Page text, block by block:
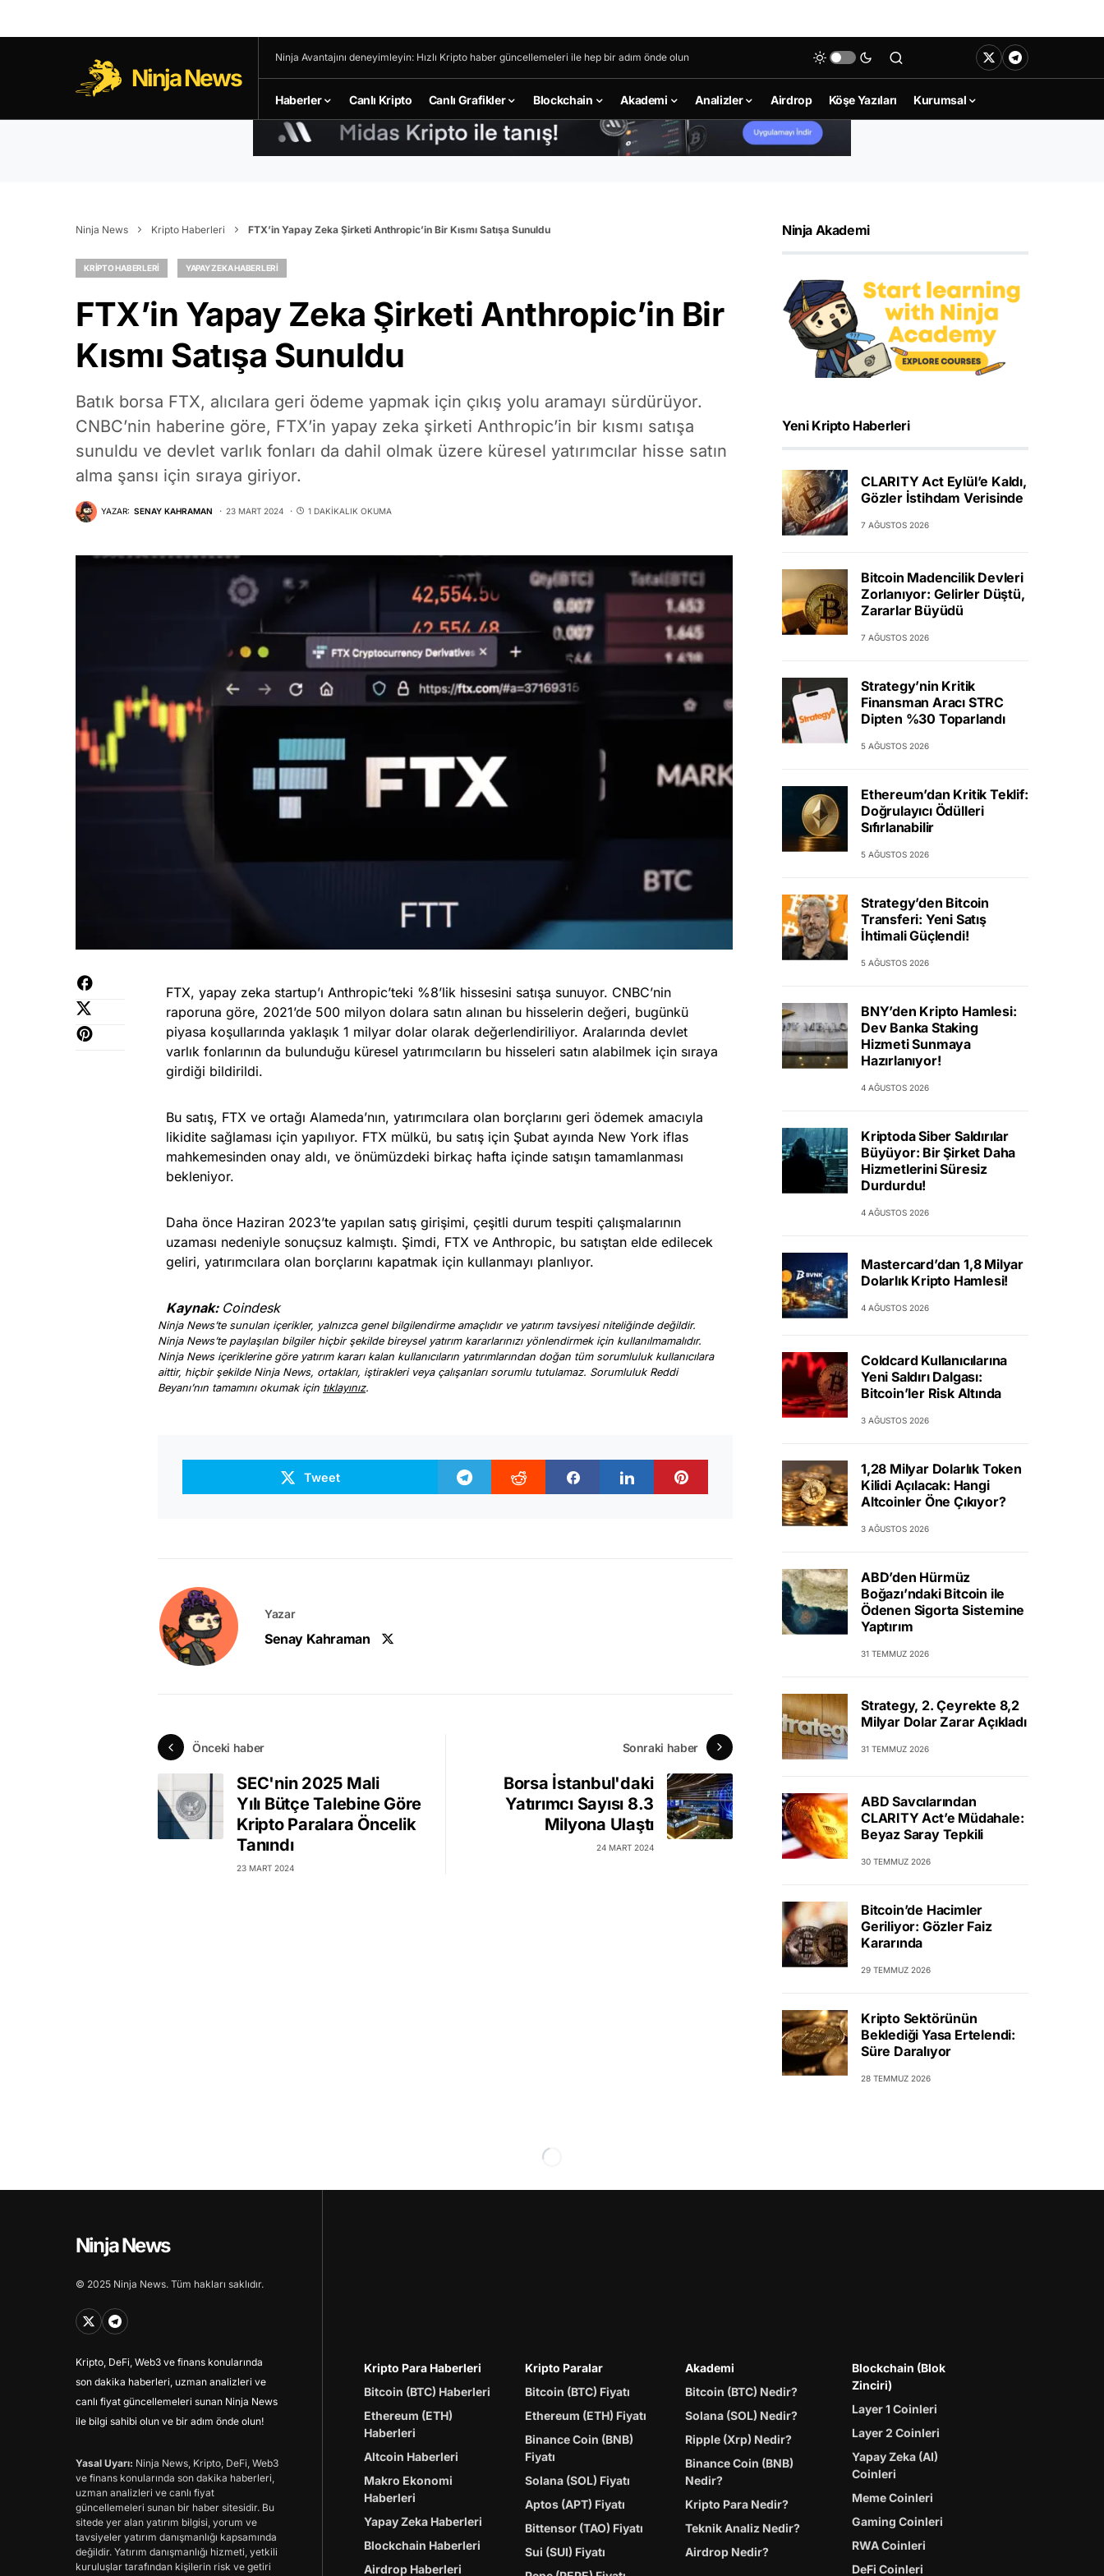
Ninja News
Ninja Avantajını deneyimleyin: Hızlı Kripto haber güncellemeleri ile hep bir adım önde olun
Haberler Canlı Kripto Canlı Grafikler Blockchain Akademi Analizler Airdrop Köşe Yazıları Kurumsal
Ninja News Kripto Haberleri FTX’in Yapay Zeka Şirketi Anthropic’in Bir Kısmı Satışa Sunuldu
KRIPTO HABERLERI YAPAY ZEKA HABERLERI
FTX’in Yapay Zeka Şirketi Anthropic’in Bir
Kısmı Satışa Sunuldu
Batık borsa FTX, alıcılara geri ödeme yapmak için çıkış yolu aramayı sürdürüyor.
CNBC’nin haberine göre, FTX’in yapay zeka şirketi Anthropic’in bir kısmı satışa
sunuldu ve devlet varlık fonları da dahil olmak üzere küresel yatırımcılar hisse satın
alma şansı için sıraya giriyor.
YAZAR: SENAY KAHRAMAN 23 MART 2024 1 DAKIKALIK OKUMA
FTX, yapay zeka startup’ı Anthropic’teki %8’lik hissesini satışa sunuyor. CNBC’nin
raporuna göre, 2021’de 500 milyon dolara satın alınan bu hisselerin değeri, bugünkü
piyasa koşullarında yaklaşık 1 milyar dolar olarak değerlendiriliyor. Aralarında devlet
varlık fonlarının da bulunduğu küresel yatırımcıların bu hisseleri satın alabilmek için sıraya
girdiği bildirildi.
Bu satış, FTX ve ortağı Alameda’nın, yatırımcılara olan borçlarını geri ödemek amacıyla
likidite sağlaması için yapılıyor. FTX mülkü, bu satış için Şubat ayında New York iflas
mahkemesinden onay aldı, ve önümüzdeki birkaç hafta içinde satışın tamamlanması
bekleniyor.
Daha önce Haziran 2023’te yapılan satış girişimi, çeşitli durum tespiti çalışmalarının
uzaması nedeniyle sonuçsuz kalmıştı. Şimdi, FTX ve Anthropic, bu satıştan elde edilecek
geliri, yatırımcılara olan borçlarını kapatmak için kullanmayı planlıyor.
Kaynak: Coindesk
Ninja News’te sunulan içerikler, yalnızca genel bilgilendirme amaçlıdır ve yatırım tavsiyesi niteliğinde değildir.
Ninja News’te paylaşılan bilgiler hiçbir şekilde bireysel yatırım kararlarınızı yönlendirmek için kullanılmamalıdır.
Ninja News içeriklerine göre yatırım kararı kalan kullanıcıların yatırımlarından doğan tüm sorumluluk kullanıcılara
aittir, hiçbir şekilde Ninja News, ortakları, iştirakleri veya çalışanları sorumlu tutulamaz. Sorumluluk Reddi
Beyanı’nın tamamını okumak için tıklayınız.
Tweet
Yazar
Senay Kahraman
Önceki haber
SEC'nin 2025 Mali
Yılı Bütçe Talebine Göre
Kripto Paralara Öncelik
Tanındı
23 MART 2024
Sonraki haber
Borsa İstanbul'daki
Yatırımcı Sayısı 8.3
Milyona Ulaştı
24 MART 2024
Ninja Akademi
Yeni Kripto Haberleri
CLARITY Act Eylül’e Kaldı,
Gözler İstihdam Verisinde
7 AĞUSTOS 2026
Bitcoin Madencilik Devleri
Zorlanıyor: Gelirler Düştü,
Zararlar Büyüdü
7 AĞUSTOS 2026
Strategy’nin Kritik
Finansman Aracı STRC
Dipten %30 Toparlandı
5 AĞUSTOS 2026
Ethereum’dan Kritik Teklif:
Doğrulayıcı Ödülleri
Sıfırlanabilir
5 AĞUSTOS 2026
Strategy’den Bitcoin
Transferi: Yeni Satış
İhtimali Güçlendi!
5 AĞUSTOS 2026
BNY’den Kripto Hamlesi:
Dev Banka Staking
Hizmeti Sunmaya
Hazırlanıyor!
4 AĞUSTOS 2026
Kriptoda Siber Saldırılar
Büyüyor: Bir Şirket Daha
Hizmetlerini Süresiz
Durdurdu!
4 AĞUSTOS 2026
Mastercard’dan 1,8 Milyar
Dolarlık Kripto Hamlesi!
4 AĞUSTOS 2026
Coldcard Kullanıcılarına
Yeni Saldırı Dalgası:
Bitcoin’ler Risk Altında
3 AĞUSTOS 2026
1,28 Milyar Dolarlık Token
Kilidi Açılacak: Hangi
Altcoinler Öne Çıkıyor?
3 AĞUSTOS 2026
ABD’den Hürmüz
Boğazı’ndaki Bitcoin ile
Ödenen Sigorta Sistemine
Yaptırım
31 TEMMUZ 2026
Strategy, 2. Çeyrekte 8,2
Milyar Dolar Zarar Açıkladı
31 TEMMUZ 2026
ABD Savcılarından
CLARITY Act’e Müdahale:
Beyaz Saray Tepkili
30 TEMMUZ 2026
Bitcoin’de Hacimler
Geriliyor: Gözler Faiz
Kararında
29 TEMMUZ 2026
Kripto Sektörünün
Beklediği Yasa Ertelendi:
Süre Daralıyor
28 TEMMUZ 2026
Ninja News
© 2025 Ninja News. Tüm hakları saklıdır.
Kripto, DeFi, Web3 ve finans konularında
son dakika haberleri, uzman analizleri ve
canlı fiyat güncellemeleri sunan Ninja News
ile bilgi sahibi olun ve bir adım önde olun!
Yasal Uyarı: Ninja News, Kripto, DeFi, Web3
ve finans konularında son dakika haberleri,
uzman analizleri ve canlı fiyat
güncellemeleri sunan bir haber sitesidir. Bu
sitede yer alan yatırım bilgisi, yorum ve
tavsiyeler yatırım danışmanlığı kapsamında
değildir. Yatırım danışmanlığı hizmeti, yetkili
kuruluşlar tarafından kişilerin risk ve getiri
Kripto Para Haberleri
Bitcoin (BTC) Haberleri
Ethereum (ETH)
Haberleri
Altcoin Haberleri
Makro Ekonomi
Haberleri
Yapay Zeka Haberleri
Blockchain Haberleri
Airdrop Haberleri
Kripto Paralar
Bitcoin (BTC) Fiyatı
Ethereum (ETH) Fiyatı
Binance Coin (BNB)
Fiyatı
Solana (SOL) Fiyatı
Aptos (APT) Fiyatı
Bittensor (TAO) Fiyatı
Sui (SUI) Fiyatı
Akademi
Bitcoin (BTC) Nedir?
Solana (SOL) Nedir?
Ripple (Xrp) Nedir?
Binance Coin (BNB)
Nedir?
Kripto Para Nedir?
Teknik Analiz Nedir?
Airdrop Nedir?
Blockchain (Blok
Zinciri)
Layer 1 Coinleri
Layer 2 Coinleri
Yapay Zeka (AI)
Coinleri
Meme Coinleri
Gaming Coinleri
RWA Coinleri
DeFi Coinleri